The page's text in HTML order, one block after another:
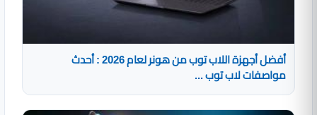
أفضل أجهزة اللاب توب من هونر لعام 2026 : أحدث
مواصفات لاب توب ...